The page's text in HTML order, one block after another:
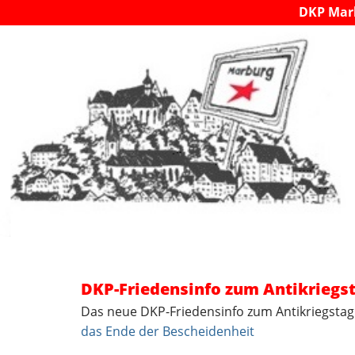
DKP
DKP-Friedensinfo zum
Das neue DKP-Friedensinfo zum
das Ende der Bescheidenheit